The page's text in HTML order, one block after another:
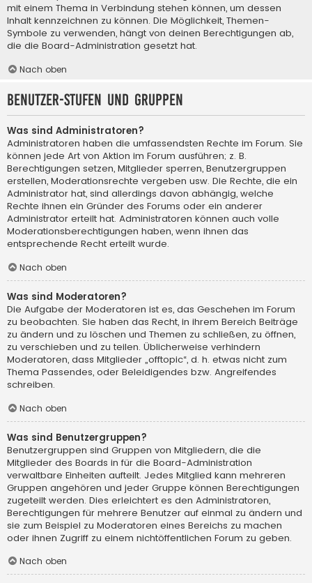
mit einem Thema in Verbindung stehen können, um dessen
Inhalt kennzeichnen zu können. Die Möglichkeit, Themen-
Symbole zu verwenden, hängt von deinen Berechtigungen ab,
die die Board-Administration gesetzt hat.
Nach oben
Benutzer-Stufen und Gruppen
Was sind Administratoren?
Administratoren haben die umfassendsten Rechte im Forum. Sie
können jede Art von Aktion im Forum ausführen; z. B.
Berechtigungen setzen, Mitglieder sperren, Benutzergruppen
erstellen, Moderationsrechte vergeben usw. Die Rechte, die ein
Administrator hat, sind allerdings davon abhängig, welche
Rechte ihnen ein Gründer des Forums oder ein anderer
Administrator erteilt hat. Administratoren können auch volle
Moderationsberechtigungen haben, wenn ihnen das
entsprechende Recht erteilt wurde.
Nach oben
Was sind Moderatoren?
Die Aufgabe der Moderatoren ist es, das Geschehen im Forum
zu beobachten. Sie haben das Recht, in ihrem Bereich Beiträge
zu ändern und zu löschen und Themen zu schließen, zu öffnen,
zu verschieben und zu teilen. Üblicherweise verhindern
Moderatoren, dass Mitglieder „offtopic“, d. h. etwas nicht zum
Thema Passendes, oder Beleidigendes bzw. Angreifendes
schreiben.
Nach oben
Was sind Benutzergruppen?
Benutzergruppen sind Gruppen von Mitgliedern, die die
Mitglieder des Boards in für die Board-Administration
verwaltbare Einheiten aufteilt. Jedes Mitglied kann mehreren
Gruppen angehören und jeder Gruppe können Berechtigungen
zugeteilt werden. Dies erleichtert es den Administratoren,
Berechtigungen für mehrere Benutzer auf einmal zu ändern und
sie zum Beispiel zu Moderatoren eines Bereichs zu machen
oder ihnen Zugriff zu einem nichtöffentlichen Forum zu geben.
Nach oben